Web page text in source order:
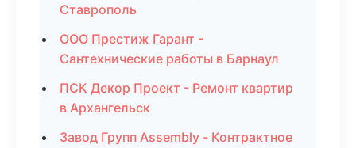
Ставрополь
ООО Престиж Гарант -
Сантехнические работы в Барнаул
ПСК Декор Проект - Ремонт квартир
в Архангельск
Завод Групп Assembly - Контрактное